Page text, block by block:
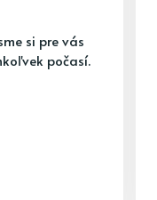
si pre vás
počasí.